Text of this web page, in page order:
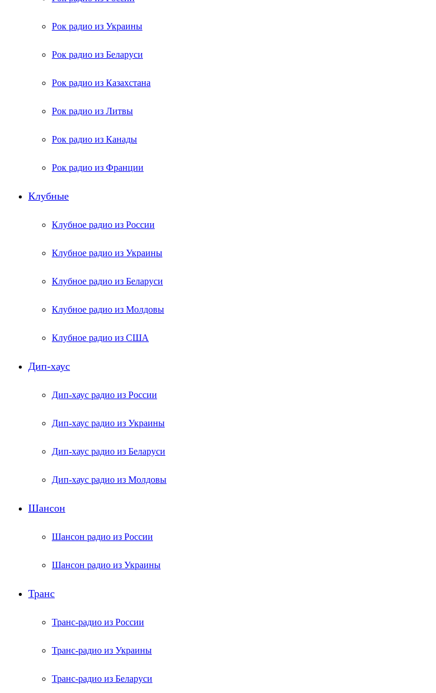
Рок радио из Украины
Рок радио из Беларуси
Рок радио из Казахстана
Рок радио из Литвы
Рок радио из Канады
Рок радио из Франции
Клубные
Клубное радио из России
Клубное радио из Украины
Клубное радио из Беларуси
Клубное радио из Молдовы
Клубное радио из США
Дип-хаус
Дип-хаус радио из России
Дип-хаус радио из Украины
Дип-хаус радио из Беларуси
Дип-хаус радио из Молдовы
Шансон
Шансон радио из России
Шансон радио из Украины
Транс
Транс-радио из России
Транс-радио из Украины
Транс-радио из Беларуси